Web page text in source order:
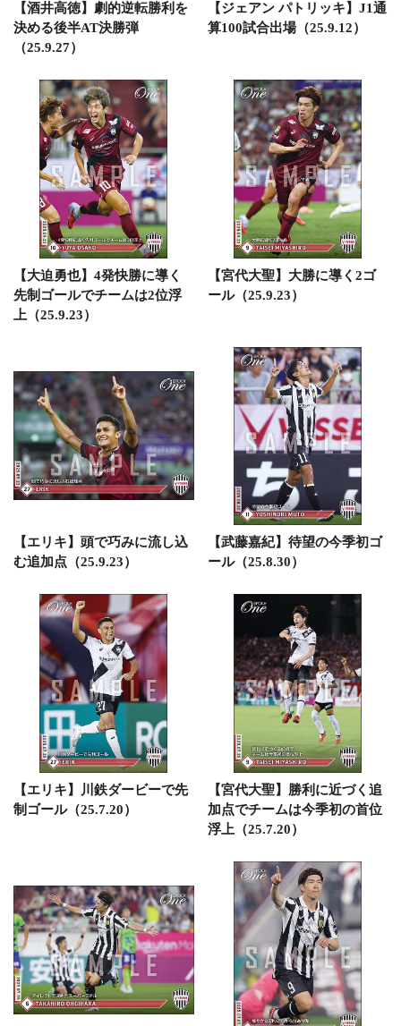
【酒井高徳】劇的逆転勝利を
決める後半AT決勝弾
（25.9.27）
【ジェアン パトリッキ】J1通
算100試合出場（25.9.12）
【大迫勇也】4発快勝に導く
先制ゴールでチームは2位浮
上（25.9.23）
【宮代大聖】大勝に導く2ゴ
ール（25.9.23）
【エリキ】頭で巧みに流し込
む追加点（25.9.23）
【武藤嘉紀】待望の今季初ゴ
ール（25.8.30）
【エリキ】川鉄ダービーで先
制ゴール（25.7.20）
【宮代大聖】勝利に近づく追
加点でチームは今季初の首位
浮上（25.7.20）